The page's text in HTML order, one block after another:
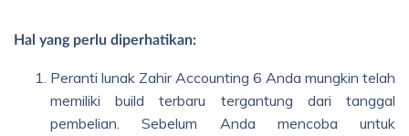
Hal yang perlu diperhatikan:
Peranti lunak Zahir Accounting 6 Anda mungkin telah
memiliki build terbaru tergantung dari tanggal
pembelian. Sebelum Anda mencoba untuk